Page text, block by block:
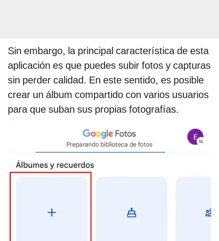
Sin embargo, la principal característica de esta
aplicación es que puedes subir fotos y capturas
sin perder calidad. En este sentido, es posible
crear un álbum compartido con varios usuarios
para que suban sus propias fotografías.